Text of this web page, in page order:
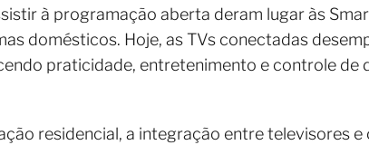
à programação aberta deram lugar às
domésticos. Hoje, as TVs conectadas
praticidade, entretenimento e controle de
residencial, a integração entre televisores